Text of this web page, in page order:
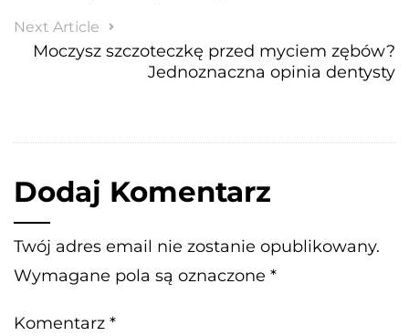
Next Article
Moczysz szczoteczkę przed myciem zębów?
Jednoznaczna opinia dentysty
Dodaj Komentarz
Twój adres email nie zostanie opublikowany.
Wymagane pola są oznaczone *
Komentarz *